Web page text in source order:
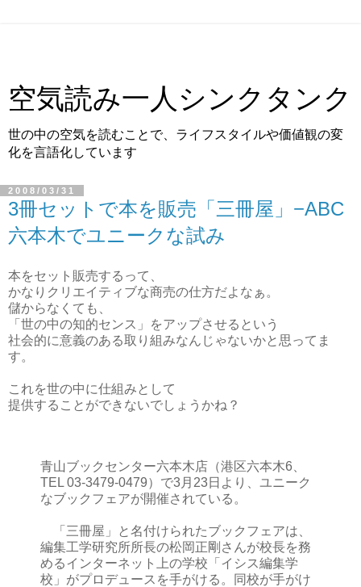
空気読み一人シンクタンク
世の中の空気を読むことで、ライフスタイルや価値観の変
化を言語化しています
2008/03/31
3冊セットで本を販売「三冊屋」−ABC
六本木でユニークな試み
本をセット販売するって、
かなりクリエイティブな商売の仕方だよなぁ。
儲からなくても、
「世の中の知的センス」をアップさせるという
社会的に意義のある取り組みなんじゃないかと思ってま
す。
これを世の中に仕組みとして
提供することができないでしょうかね？
青山ブックセンター六本木店（港区六本木6、
TEL 03-3479-0479）で3月23日より、ユニーク
なブックフェアが開催されている。
「三冊屋」と名付けられたブックフェアは、
編集工学研究所所長の松岡正剛さんが校長を務
めるインターネット上の学校「イシス編集学
校」がプロデュースを手がける。同校が手がけ